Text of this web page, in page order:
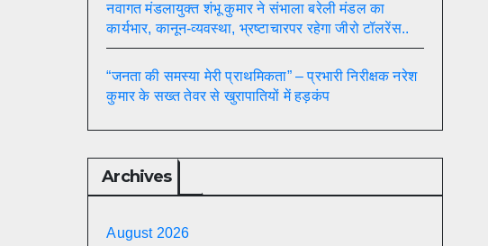
नवागत मंडलायुक्त शंभू कुमार ने संभाला बरेली मंडल का
कार्यभार, कानून-व्यवस्था, भ्रष्टाचारपर रहेगा जीरो टॉलरेंस..
“जनता की समस्या मेरी प्राथमिकता” – प्रभारी निरीक्षक नरेश
कुमार के सख्त तेवर से खुरापातियों में हड़कंप
Archives
August 2026